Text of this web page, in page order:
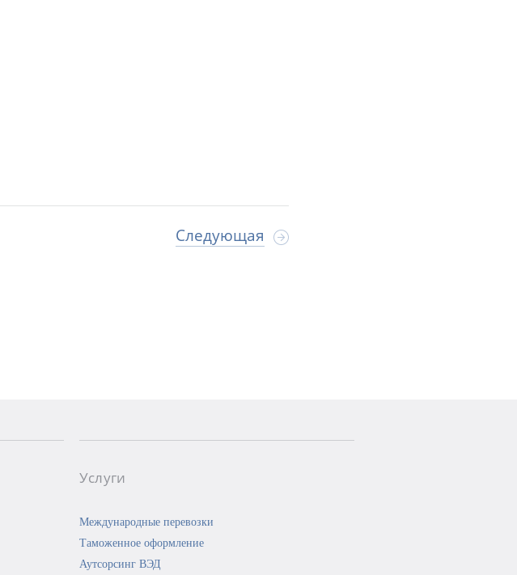
Следующая
Услуги
Международные перевозки
Таможенное оформление
Аутсорсинг ВЭД